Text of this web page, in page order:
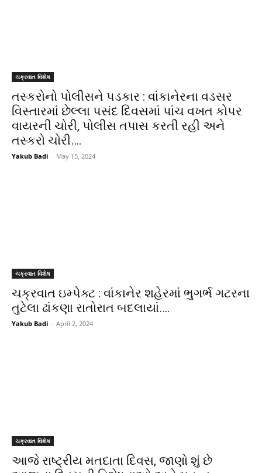
ચક્રવાત વિશેષ
તસ્કરોનો પોલીસને પડકાર : વાંકાનેરના વડસર
વિસ્તારમાં છેલ્લા પસંદ દિવસમાં પાંચ વખત કોપર
વાયરની ચોરી, પોલીસ તપાસ કરતી રહી અને
તસ્કરો ચોરી….
Yakub Badi - May 15, 2024
ચક્રવાત વિશેષ
ચક્રવાત ઇમ્પેક્ટ : વાંકાનેર શહેરમાં ભુગર્ભ ગટરના
તુટેલા ઢાંકણા રાતોરાત બદલાયાં….
Yakub Badi - April 2, 2024
ચક્રવાત વિશેષ
આજે રાષ્ટ્રીય મતદાતા દિવસ, જાણો શું છે